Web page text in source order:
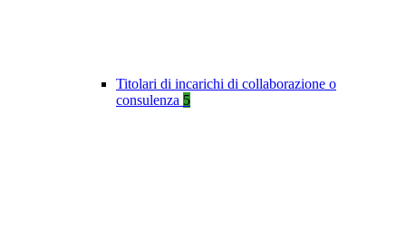
Titolari di incarichi di collaborazione o
consulenza 5